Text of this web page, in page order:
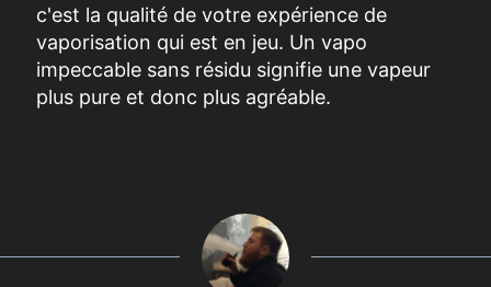
c'est la qualité de votre expérience de
vaporisation qui est en jeu. Un vapo
impeccable sans résidu signifie une vapeur
plus pure et donc plus agréable.